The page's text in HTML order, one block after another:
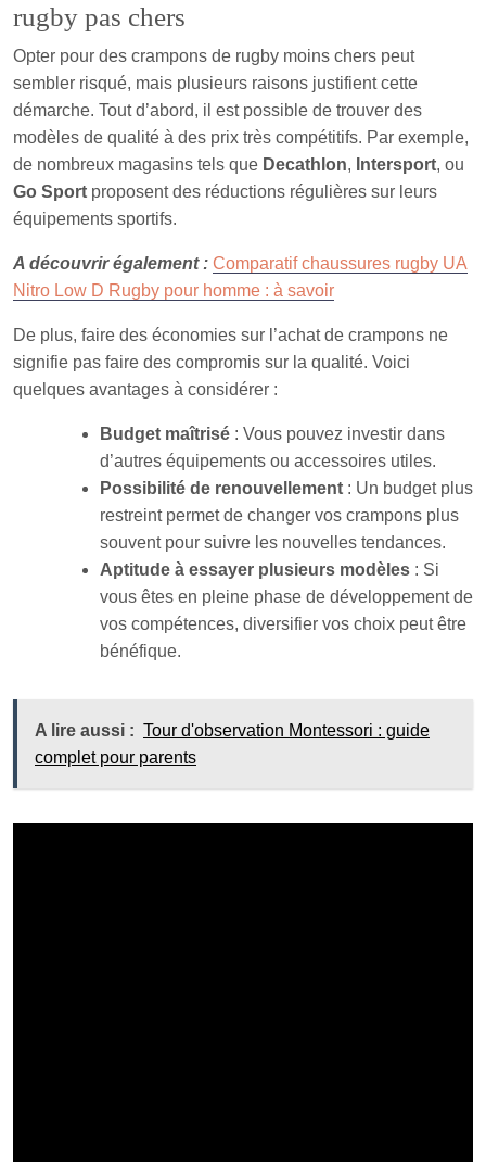
rugby pas chers
Opter pour des crampons de rugby moins chers peut
sembler risqué, mais plusieurs raisons justifient cette
démarche. Tout d’abord, il est possible de trouver des
modèles de qualité à des prix très compétitifs. Par exemple,
de nombreux magasins tels que Decathlon, Intersport, ou
Go Sport proposent des réductions régulières sur leurs
équipements sportifs.
A découvrir également : Comparatif chaussures rugby UA
Nitro Low D Rugby pour homme : à savoir
De plus, faire des économies sur l’achat de crampons ne
signifie pas faire des compromis sur la qualité. Voici
quelques avantages à considérer :
Budget maîtrisé : Vous pouvez investir dans
d’autres équipements ou accessoires utiles.
Possibilité de renouvellement : Un budget plus
restreint permet de changer vos crampons plus
souvent pour suivre les nouvelles tendances.
Aptitude à essayer plusieurs modèles : Si
vous êtes en pleine phase de développement de
vos compétences, diversifier vos choix peut être
bénéfique.
A lire aussi : Tour d'observation Montessori : guide
complet pour parents